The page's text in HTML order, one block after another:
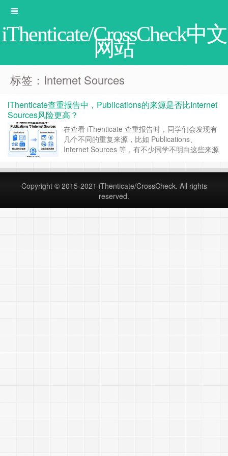
iThenticate/CrossCheck中文
网站
标签：Internet Sources
iThenticate查重报告中，Publications的来源是否比Internet
Sources风险更高？
在查看 iThenticate 查重报告时，同学们会发现有
几个不同的重复来源，比如 Publications、
Internet Sources 等，有不少同学不明白这些来源
Sources 的情况更严重？ 一、查重报告中的来源
Copyright © 2015-2021 iThenticate/CrossCheck. All rights
reserved.